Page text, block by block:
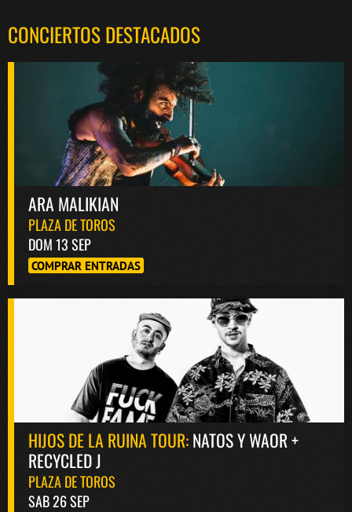
CONCIERTOS DESTACADOS
ARA MALIKIAN
PLAZA DE TOROS
DOM 13 SEP
COMPRAR ENTRADAS
HIJOS DE LA RUINA TOUR:NATOS Y WAOR +
RECYCLED J
PLAZA DE TOROS
SAB 26 SEP